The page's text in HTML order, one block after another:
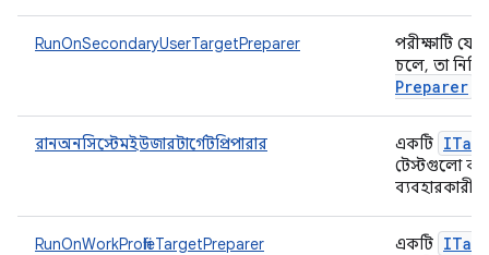
RunOnSecondaryUserTargetPreparer
পরীক্ষাটি
চলে, তা
Preparer
রানঅনসিস্টেমইউজারটার্গেটপ্রিপারার একটি
টেস্টগুলো
RunOnWorkProfileTargetPreparer একটি